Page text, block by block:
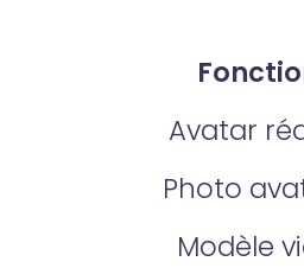
Avatar
Photo
Modèle